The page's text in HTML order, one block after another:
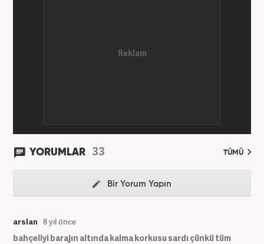
YORUMLAR 33 TÜMÜ
Bir Yorum Yapın
arslan 8 yıl önce
bahçeliyi barajın altında kalma korkusu sardı çünkü tüm